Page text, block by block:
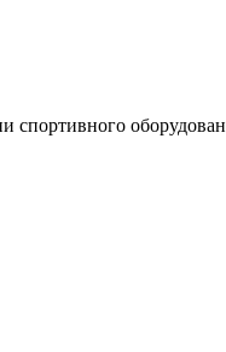
спортивного